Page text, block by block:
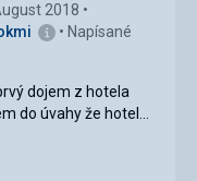
2018
Napísané
dojem z hotela
do úvahy že hotel
dojem z dovolenky
dojem z hotela